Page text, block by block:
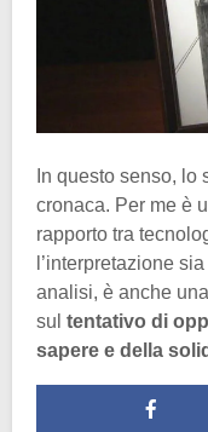
In questo senso, lo
cronaca. Per me è
rapporto tra
l’interpretazione
analisi, è anche
sul tentativo di
sapere e della